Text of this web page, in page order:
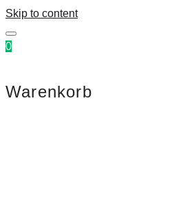
Skip to content
0
Warenkorb